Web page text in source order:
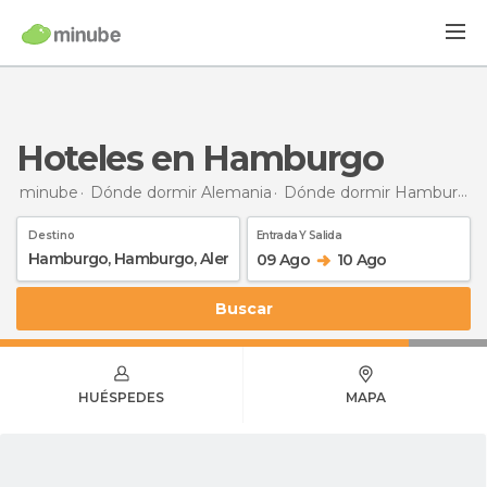
Hoteles en Hamburgo
minube Dónde dormir Alemania Dónde dormir Hamburgo
Destino Entrada Y Salida
09 Ago 10 Ago
Buscar
HUÉSPEDES MAPA